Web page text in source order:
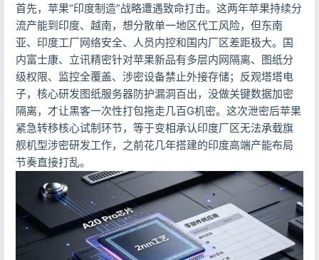
首先，苹果“印度制造”战略遭遇致命打击。这两年苹果持续分
流产能到印度、越南，想分散单一地区代工风险，但东南
亚、印度工厂网络安全、人员内控和国内厂区差距极大。国
内富士康、立讯精密针对苹果新品有多层内网隔离、图纸分
级权限、监控全覆盖、涉密设备禁止外接存储；反观塔塔电
子，核心研发图纸服务器防护漏洞百出，没做关键数据加密
隔离，才让黑客一次性打包拖走几百G机密。这次泄密后苹果
紧急转移核心试制环节，等于变相承认印度厂区无法承载旗
舰机型涉密研发工作，之前花几年搭建的印度高端产能布局
节奏直接打乱。
登录
没有账号？立即注册